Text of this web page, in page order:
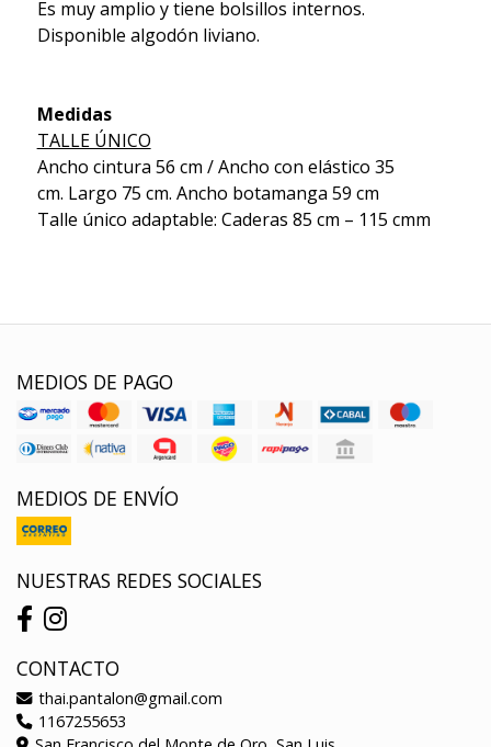
Es muy amplio y tiene bolsillos internos.
Disponible algodón liviano.
Medidas
TALLE ÚNICO
Ancho cintura 56 cm / Ancho con elástico 35
cm. Largo 75 cm. Ancho botamanga 59 cm
Talle único adaptable: Caderas 85 cm – 115 cmm
MEDIOS DE PAGO
MEDIOS DE ENVÍO
NUESTRAS REDES SOCIALES
CONTACTO
thai.pantalon@gmail.com
1167255653